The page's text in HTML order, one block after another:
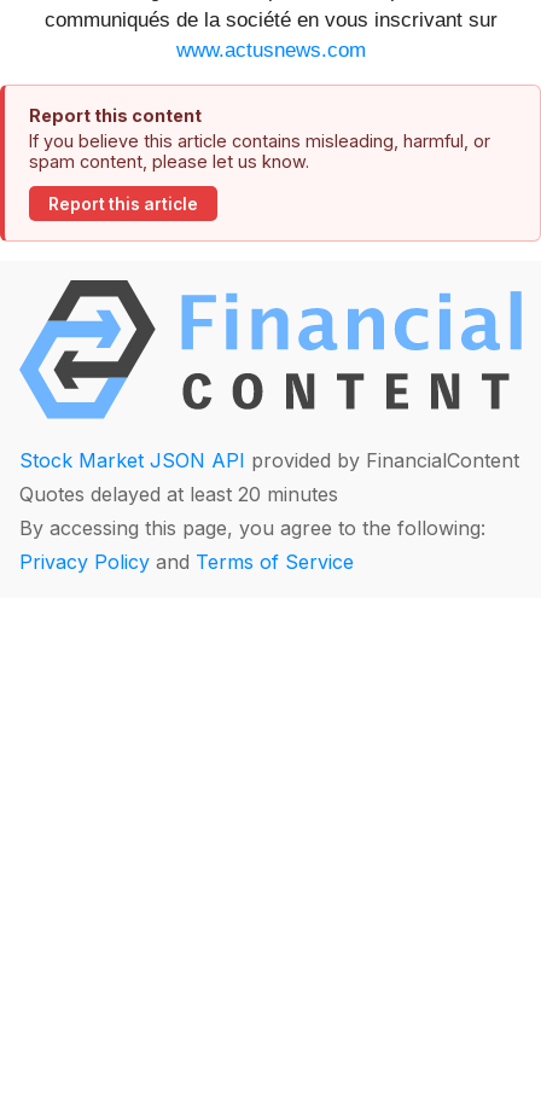
communiqués de la société en vous inscrivant sur
www.actusnews.com
Report this content
If you believe this article contains misleading, harmful, or
spam content, please let us know.
Report this article
Stock Market JSON API provided by FinancialContent
Quotes delayed at least 20 minutes
By accessing this page, you agree to the following:
Privacy Policy and Terms of Service